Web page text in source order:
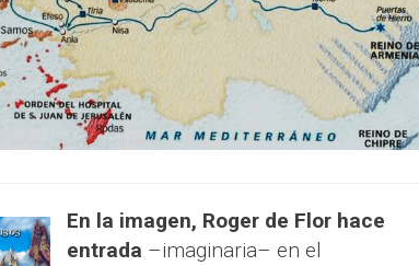
En la imagen, Roger de Flor hace
entrada –imaginaria– en el